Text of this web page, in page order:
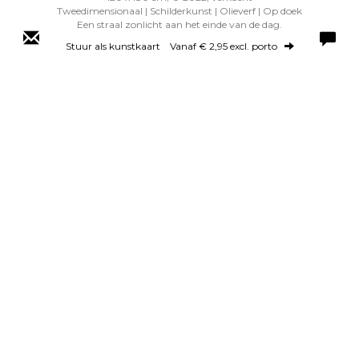
Tweedimensionaal | Schilderkunst | Olieverf | Op doek
Een straal zonlicht aan het einde van de dag.
Stuur als kunstkaart Vanaf € 2,95 excl. porto